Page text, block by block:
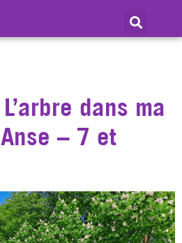
septembre
dans ma
– 7 et